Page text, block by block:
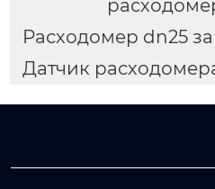
Расходомер dn25
Датчик